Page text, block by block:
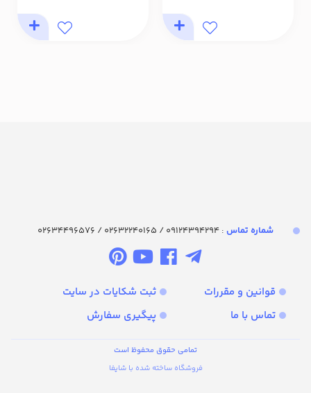
شماره تماس‌ : 09124394294 / 02632240165 / 02634496576
قوانین و مقررات
ثبت شکایات در سایت
تماس با ما
پیگیری سفارش
تمامی حقوق محفوظ است
فروشگاه ساخته شده با شاپفا